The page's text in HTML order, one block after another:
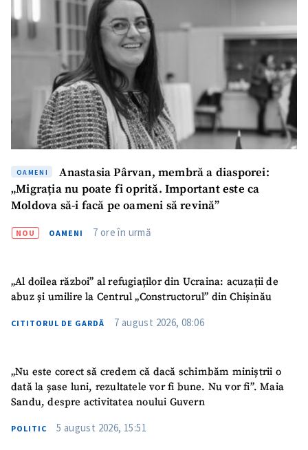
OAMENI
Anastasia Pârvan, membră a diasporei:
„Migrația nu poate fi oprită. Important este ca
Moldova să-i facă pe oameni să revină”
NOU OAMENI 7 ore în urmă
„Al doilea război” al refugiaților din Ucraina: acuzații de
abuz și umilire la Centrul „Constructorul” din Chișinău
CITITORUL DE GARDĂ 7 august 2026, 08:06
„Nu este corect să credem că dacă schimbăm miniștrii o
dată la șase luni, rezultatele vor fi bune. Nu vor fi”. Maia
Sandu, despre activitatea noului Guvern
POLITIC 5 august 2026, 15:51